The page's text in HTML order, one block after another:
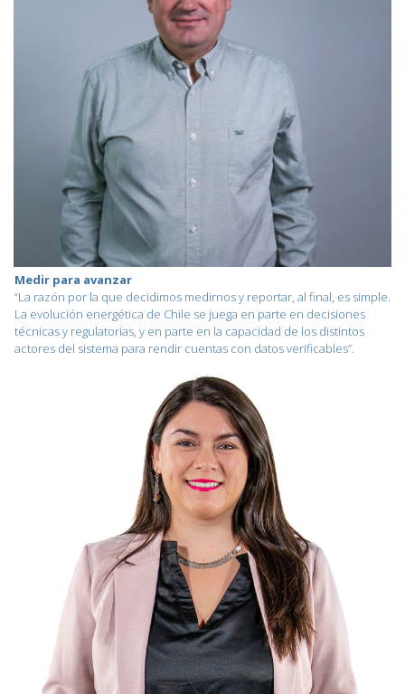
Medir para avanzar
“La razón por la que decidimos medirnos y reportar, al final, es simple.
La evolución energética de Chile se juega en parte en decisiones
técnicas y regulatorias, y en parte en la capacidad de los distintos
actores del sistema para rendir cuentas con datos verificables”.